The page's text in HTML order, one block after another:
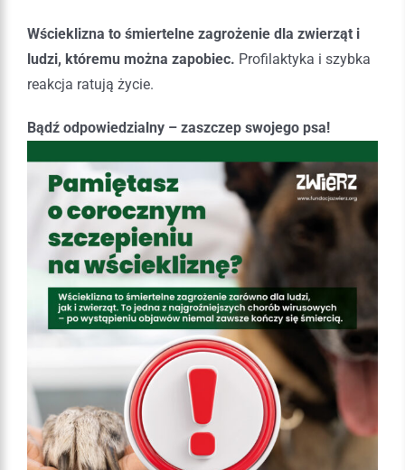
Wścieklizna to śmiertelne zagrożenie dla zwierząt i
ludzi, któremu można zapobiec. Profilaktyka i szybka
reakcja ratują życie.
Bądź odpowiedzialny – zaszczep swojego psa!